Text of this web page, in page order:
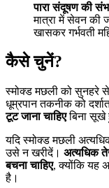
पारा संदूषण की
मात्रा में सेवन की
खासकर गर्भवती
कैसे चुनें?
स्मोक्ड मछली को सुनहरे
धूम्रपान तकनीक को
टूट जाना चाहिएबिना सूखे
यदि स्मोक्ड मछली
उसे न खरीदें। अत्यधिक
बचना चाहिए, क्योंकि यह
है।